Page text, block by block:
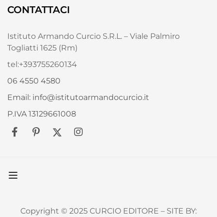
CONTATTACI
Istituto Armando Curcio S.R.L. – Viale Palmiro
Togliatti 1625 (Rm)
tel:+393755260134
06 4550 4580
Email: info@istitutoarmandocurcio.it
P.IVA 13129661008
Copyright © 2025 CURCIO EDITORE – SITE BY: